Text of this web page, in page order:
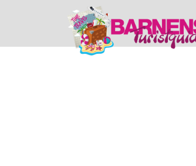
Huvudnavigering